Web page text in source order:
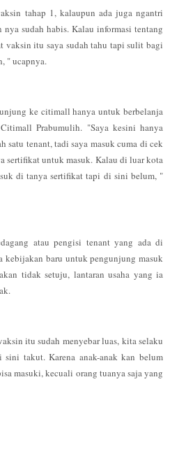
tahap 1, kalaupun ada juga ngantri
sudah habis. Kalau informasi tentang
vaksin itu saya sudah tahu tapi sulit bagi
" ucapnya.
ke citimall hanya untuk berbelanja
Prabumulih. "Saya kesini hanya
satu tenant, tadi saya masuk cuma di cek
sertifikat untuk masuk. Kalau di luar kota
di tanya sertifikat tapi di sini belum, "
atau pengisi tenant yang ada di
kebijakan baru untuk pengunjung masuk
tidak setuju, lantaran usaha yang ia
itu sudah menyebar luas, kita selaku
takut. Karena anak-anak kan belum
masuki, kecuali orang tuanya saja yang